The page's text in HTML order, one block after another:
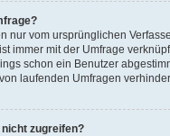
nur vom ursprünglichen
immer mit der Umfrage
schon ein Benutzer
laufenden Umfragen
zugreifen?